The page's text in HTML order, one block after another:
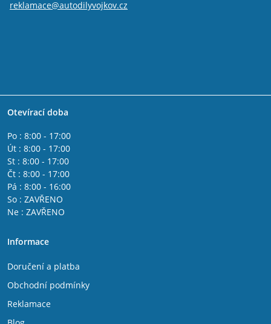
reklamace@autodilyvojkov.cz
Otevírací doba
Po : 8:00 - 17:00
Út : 8:00 - 17:00
St : 8:00 - 17:00
Čt : 8:00 - 17:00
Pá : 8:00 - 16:00
So : ZAVŘENO
Ne : ZAVŘENO
Informace
Doručení a platba
Obchodní podmínky
Reklamace